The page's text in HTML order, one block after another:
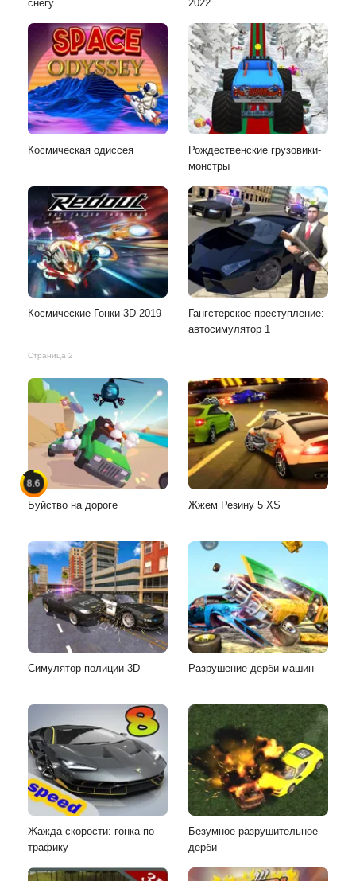
снегу
2022
Космическая одиссея
Рождественские грузовики-
монстры
Космические Гонки 3D 2019
Гангстерское преступление:
автосимулятор 1
Страница 2
8.6
Буйство на дороге Жжем Резину 5 XS
Симулятор полиции 3D Разрушение дерби машин
Жажда скорости: гонка по
трафику
Безумное разрушительное
дерби